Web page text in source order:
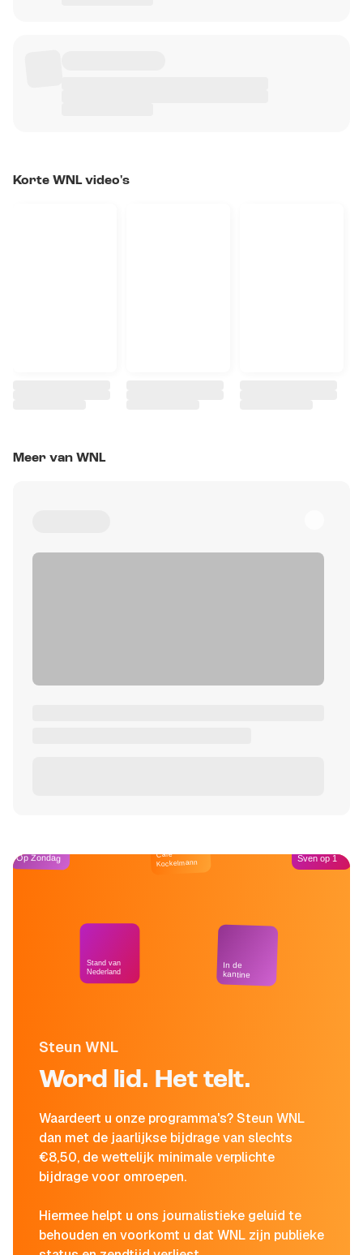
Korte WNL video's
Meer van WNL
Steun WNL
Word lid. Het telt.
Waardeert u onze programma's? Steun WNL
dan met de jaarlijkse bijdrage van slechts
€8,50, de wettelijk minimale verplichte
bijdrage voor omroepen.
Hiermee helpt u ons journalistieke geluid te
behouden en voorkomt u dat WNL zijn publieke
Op Zondag
Stand van
Nederland
Café
Kockelmann
In de
kantine
Sven op 1